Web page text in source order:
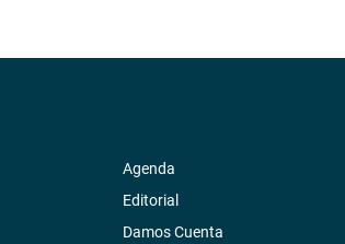
Agenda
Editorial
Damos Cuenta